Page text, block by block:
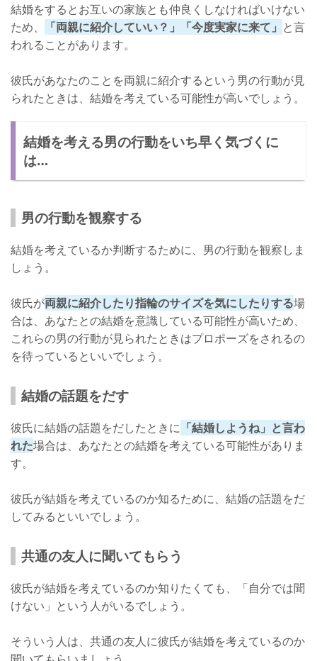
結婚をするとお互いの家族とも仲良くしなければいけない
ため、
「両親に紹介していい？」「今度実家に来て」 と言
われることがあります。
彼氏があなたのことを両親に紹介するという男の行動が見
られたときは、結婚を考えている可能性が高いでしょう。
結婚を考える男の行動をいち早く気づくに
は…
男の行動を観察する
結婚を考えているか判断するために、男の行動を観察しま
しょう。
彼氏が両親に紹介したり指輪のサイズを気にしたりする場
合は、あなたとの結婚を意識している可能性が高いため、
これらの男の行動が見られたときはプロポーズをされるの
を待っているといいでしょう。
結婚の話題をだす
彼氏に結婚の話題をだしたときに 「結婚しようね」と言わ
れた場合は、あなたとの結婚を考えている可能性がありま
す。
彼氏が結婚を考えているのか知るために、結婚の話題をだ
してみるといいでしょう。
共通の友人に聞いてもらう
彼氏が結婚を考えているのか知りたくても、「自分では聞
けない」という人がいるでしょう。
そういう人は、共通の友人に彼氏が結婚を考えているのか